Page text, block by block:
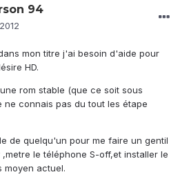
94
mon titre j'ai besoin d'aide pour
HD.
rom stable (que ce soit sous
ne connais pas du tout les étape
de quelqu'un pour me faire un gentil
le téléphone S-off,et installer le
moyen actuel.